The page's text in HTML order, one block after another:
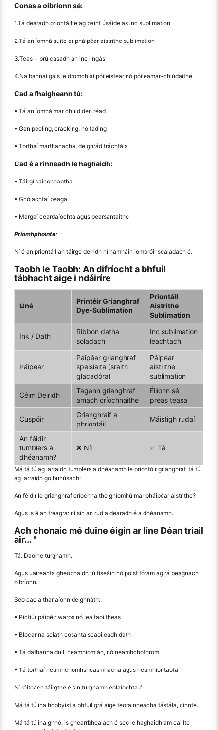
Conas a oibríonn sé:
1.Tá dearadh priontáilte ag baint úsáide as inc sublimation
2.Tá an íomhá suite ar pháipéar aistrithe sublimation
3.Teas + brú casadh an inc i ngás
4.Na bannaí gáis le dromchlaí póileistear nó póileamar-chlúdaithe
Cad a fhaigheann tú:
• Tá an íomhá mar chuid den réad
• Gan peeling, cracking, nó fading
• Torthaí marthanacha, de ghrád tráchtála
Cad é a rinneadh le haghaidh:
• Táirgí saincheaptha
• Gnólachtaí beaga
• Margaí ceardaíochta agus pearsantaithe
Príomhphointe:
Ní é an priontáil an táirge deiridh ní hamháin iompróir sealadach é.
Taobh le Taobh: An difríocht a bhfuil
tábhacht aige i ndáiríre
Gné
Printéir Grianghraf
Dye-Sublimation
Priontáil
Aistrithe
Sublimation
Ink / Dath
Ribbón datha
soladach
Inc sublimation
leachtach
Páipéar
Páipéar grianghraf
speisialta (sraith
glacadóra)
Páipéar
aistrithe
sublimation
Céim Deiridh
Tagann grianghraf
amach críochnaithe
Éilíonn sé
preas teasa
Cuspóir
Grianghraif a
phriontáil
Máistigh rudaí
An féidir
tumblers a
dhéanamh?
❌ Níl ✅ Tá
Má tá tú ag iarraidh tumblers a dhéanamh le priontóir grianghraf, tá tú
ag iarraidh go bunúsach:
An féidir le grianghraf críochnaithe gníomhú mar pháipéar aistrithe?
Agus is é an freagra: ní sin an rud a dearadh é a dhéanamh.
Ach chonaic mé duine éigin ar líne Déan triail
air... "
Tá. Daoine turgnamh.
Agus uaireanta gheobhaidh tú físeáin nó poist fóram ag rá beagnach
oibríonn.
Seo cad a tharlaíonn de ghnáth:
• Pictiúr páipéir warps nó leá faoi theas
• Blocanna sciath cosanta scaoileadh dath
• Tá dathanna dull, neamhiomlán, nó neamhchothrom
• Tá torthaí neamhchomhsheasmhacha agus neamhiontaofa
Ní réiteach táirgthe é sin turgnamh eolaíochta é.
Má tá tú ina hobbyist a bhfuil grá aige teorainneacha tástála, cinnte.
Má tá tú ina ghnó, is ghearrbhealach é seo le haghaidh am caillte